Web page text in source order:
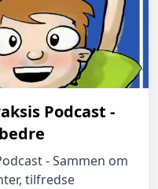
Podcast -
- Sammen om
tilfredse